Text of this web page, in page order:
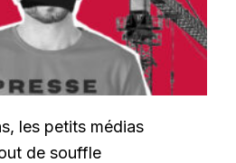
les petits médias
de souffle